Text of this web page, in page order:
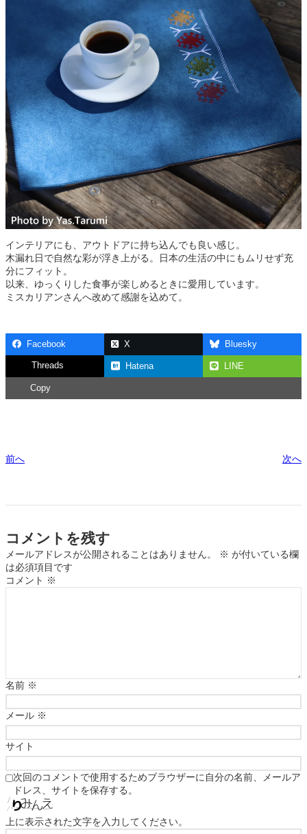
インテリアにも、アウトドアに持ち込んでも良い感じ。
木漏れ日で自然な彩が浮き上がる。日本の生活の中にもムリせず充
分にフィット。
以来、ゆっくりした食事が楽しめるときに愛用しています。
ミスカリアンさんへ改めて感謝を込めて。
Facebook X Bluesky
Threads Hatena LINE
Copy
前へ 次へ
コメントを残す
メールアドレスが公開されることはありません。 ※ が付いている欄
は必須項目です
コメント ※
名前 ※
メール ※
サイト
次回のコメントで使用するためブラウザーに自分の名前、メールア
ドレス、サイトを保存する。
上に表示された文字を入力してください。